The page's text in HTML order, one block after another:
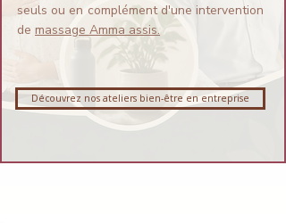
seuls ou en complément d'une intervention
de massage Amma assis.
Découvrez nos ateliers bien-être en entreprise